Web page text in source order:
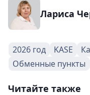
Лариса
2026 год KASE
Обменные пункты
Читайте также